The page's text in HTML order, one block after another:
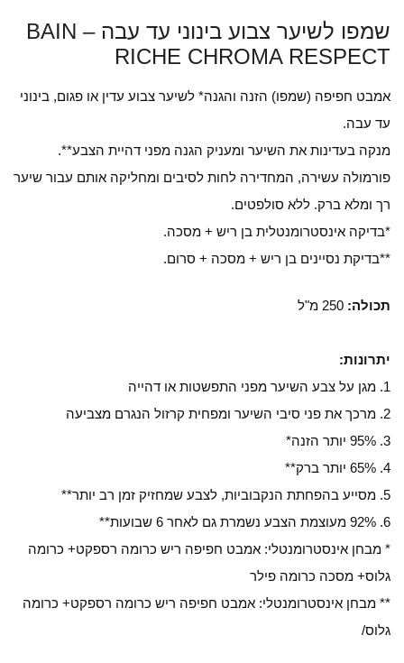
שמפו לשיער צבוע בינוני עד עבה – BAIN
RICHE CHROMA RESPECT
אמבט חפיפה (שמפו) הזנה והגנה* לשיער צבוע עדין או פגום, בינוני
עד עבה.
מנקה בעדינות את השיער ומעניק הגנה מפני דהיית הצבע**.
פורמולה עשירה, המחדירה לחות לסיבים ומחליקה אותם עבור שיער
רך ומלא ברק. ללא סולפטים.
*בדיקה אינסטרומנטלית בן ריש + מסכה.
**בדיקת נסיינים בן ריש + מסכה + סרום.
תכולה: 250 מ"ל
יתרונות:
1. מגן על צבע השיער מפני התפשטות או דהייה
2. מרכך את פני סיבי השיער ומפחית קרזול הנגרם מצביעה
3. 95% יותר הזנה*
4. 65% יותר ברק**
5. מסייע בהפחתת הנקבוביות, לצבע שמחזיק זמן רב יותר**
6. 92% מעוצמת הצבע נשמרת גם לאחר 6 שבועות**
* מבחן אינסטרומנטלי: אמבט חפיפה ריש כרומה רספקט+ כרומה
גלוס+ מסכה כרומה פילר
** מבחן אינסטרומנטלי: אמבט חפיפה ריש כרומה רספקט+ כרומה
גלוס/